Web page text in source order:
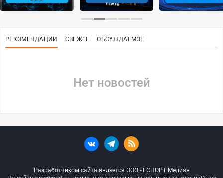
РЕКОМЕНДАЦИИ СВЕЖЕЕ ОБСУЖДАЕМОЕ
Нет новостей
Разработчиком сайта является ООО «ЕСПОРТ Медиа»